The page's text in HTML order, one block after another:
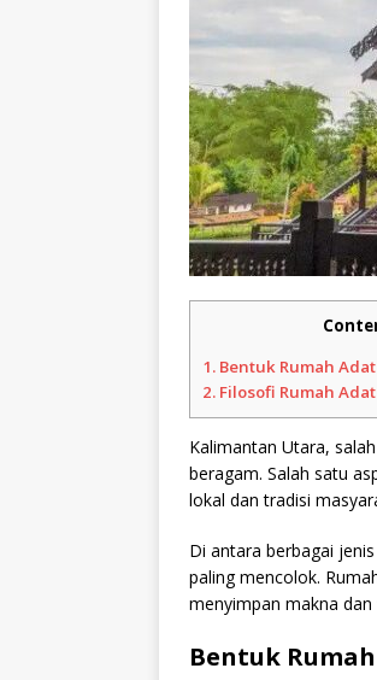
1. Bentuk Rumah
2. Filosofi Rumah
Kalimantan Utara,
beragam. Salah satu
lokal dan tradisi
Di antara berbagai
paling mencolok.
menyimpan makna
Bentuk